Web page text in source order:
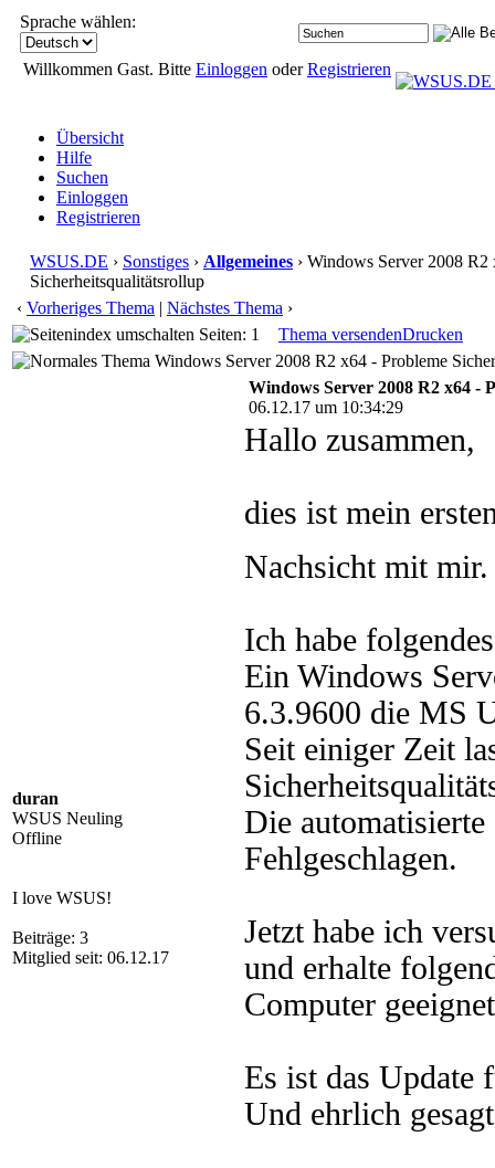
Sprache wählen:
Willkommen Gast. Bitte Einloggen oderRegistrieren
Übersicht
Hilfe
Suchen
Einloggen
Registrieren
WSUS.DE › Sonstiges › Allgemeines › Windows Server 2008 R2
Sicherheitsqualitätsrollup
‹ Vorheriges Thema | Nächstes Thema ›
Seiten: 1
Thema versendenDrucken
Windows Server 2008 R2 x64 - Probleme
duran
WSUS Neuling
Offline
I love WSUS!
Beiträge: 3
Mitglied seit: 06.12.17
Windows Server 2008 R2 x64 -
06.12.17 um 10:34:29
Hallo zusammen,
dies ist mein
Nachsicht mit
Ich habe
Ein Windows
6.3.9600 die MS
Seit einiger Zeit
Die
Fehlgeschlagen.
Jetzt habe ich
und erhalte
Computer
Es ist das Update
Und ehrlich